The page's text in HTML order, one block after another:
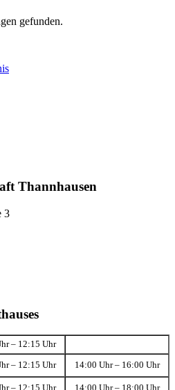
gefunden.
Thannhausen
3
– 12:15 Uhr
– 12:15 Uhr 14:00 Uhr – 16:00 Uhr